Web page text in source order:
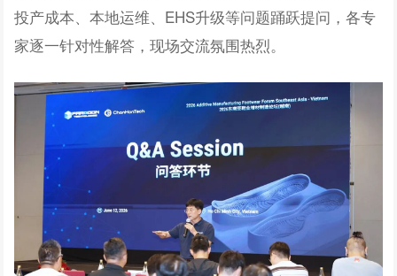
投产成本、本地运维、EHS升级等问题踊跃提问，各专
家逐一针对性解答，现场交流氛围热烈。